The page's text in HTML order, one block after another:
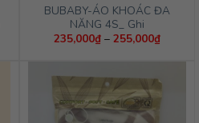
BUBABY-ÁO KHOÁC ĐA
NĂNG 4S_ Ghi
235,000₫ – 255,000₫Khoảng
từ
đến